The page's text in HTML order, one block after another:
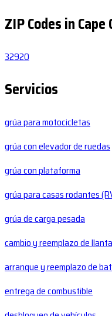
ZIP Codes in
32920
Servicios
grúa para motocicletas
grúa con elevador de ruedas
grúa con plataforma
grúa para casas rodantes
grúa de carga pesada
cambio y reemplazo de llanta
arranque y reemplazo de
entrega de combustible